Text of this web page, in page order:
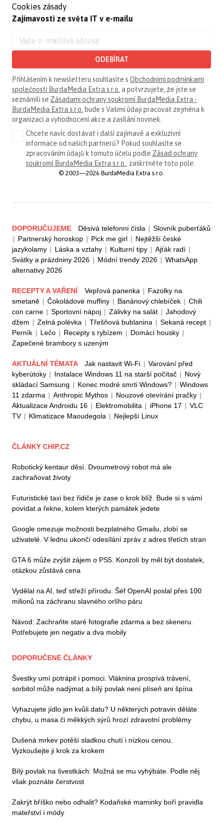
Cookies zásady
Zajímavosti ze světa IT v e-mailu
ODEBÍRAT
Přihlášením k newsletteru souhlasíte s Obchodními podmínkami
společnosti BurdaMedia Extra s.r.o. a potvrzujete, že jste se
seznámili se Zásadami ochrany soukromí BurdaMedia Extra -
BurdaMedia Extra s.r.o. bude s Vašimi údaji pracovat zejména k
organizaci a vyhodnocení akce a zasílání novinek.
Chcete navíc dostávat i další zajímavé a exkluzivní
informace od našich partnerů? Pokud souhlasíte se
zpracováním údajů k tomuto účelu podle Zásad ochrany
soukromí BurdaMedia Extra s.r.o., zaškrtněte toto pole.
© 2003—2026 BurdaMedia Extra s.r.o.
DOPORUČUJEME Děsivá telefonní čísla | Slovník puberťáků
| Partnerský horoskop | Pick me girl | Nejtěžší české
jazykolamy | Láska a vztahy | Kulturní tipy | Ajťák radí |
Svátky a prázdniny 2026 | Módní trendy 2026 | WhatsApp
alternativy 2026
RECEPTY A VAŘENÍ Vepřová panenka | Fazolky na
smetaně | Čokoládové muffiny | Banánový chlebíček | Chili
con carne | Sportovní nápoj | Zálivky na salát | Jahodový
džem | Zelná polévka | Třešňová bublanina | Sekaná recept |
Perník | Lečo | Recepty s rybízem | Domácí housky |
Zapečené brambory s uzeným
AKTUÁLNÍ TÉMATA Jak nastavit Wi-Fi | Varování před
kyberútoky | Instalace Windows 11 na starší počítač | Nový
skládací Samsung | Konec modré smrti Windows? | Windows
11 zdarma | Anthropic Mythos | Nouzové otevírání pračky |
Aktualizace Androidu 16 | Elektromobilita | iPhone 17 | VLC
TV | Klimatizace Maoudegola | Nejlepší Linux
ČLÁNKY CHIP.CZ
Robotický kentaur děsí. Dvoumetrový robot má ale
zachraňovat životy
Futuristické taxi bez řidiče je zase o krok blíž. Bude si s vámi
povídat a řekne, kolem kterých památek jedete
Google omezuje možnosti bezplatného Gmailu, zlobí se
uživatelé. V lednu ukončí odesílání zpráv z adres třetích stran
GTA 6 může zvýšit zájem o PS5. Konzolí by měl být dostatek,
otázkou zůstává cena
Vydělal na AI, teď střeží přírodu. Šéf OpenAI poslal přes 100
milionů na záchranu slavného orlího páru
Návod: Zachraňte staré fotografie zdarma a bez skeneru.
Potřebujete jen negativ a dva mobily
DOPORUČENÉ ČLÁNKY
Švestky umí potrápit i pomoci. Vláknina prospívá trávení,
sorbitol může nadýmat a bílý povlak není plíseň ani špína
Vyhazujete jídlo jen kvůli datu? U některých potravin děláte
chybu, u masa či měkkých sýrů hrozí zdravotní problémy
Dušená mrkev potěší sladkou chutí i nízkou cenou.
Vyzkoušejte ji krok za krokem
Bílý povlak na švestkách: Možná se mu vyhýbáte. Podle něj
však poznáte čerstvost
Zakrýt bříško nebo odhalit? Kodaňské maminky boří pravidla
mateřství i módy